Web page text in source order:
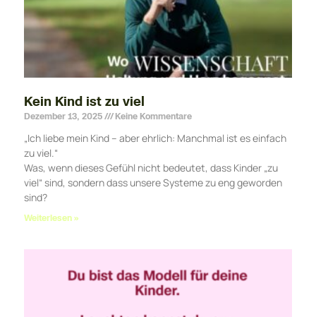
Kein Kind ist zu viel
Dezember 13, 2025 Keine Kommentare
„Ich liebe mein Kind – aber ehrlich: Manchmal ist es einfach
zu viel.“
Was, wenn dieses Gefühl nicht bedeutet, dass Kinder „zu
viel“ sind, sondern dass unsere Systeme zu eng geworden
sind?
Weiterlesen »